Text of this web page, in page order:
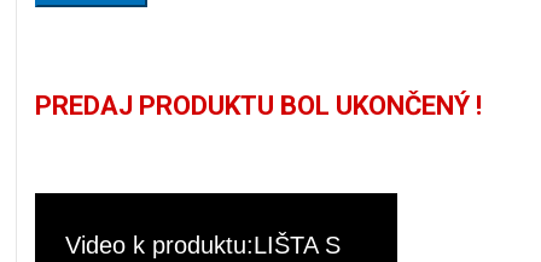
PREDAJ PRODUKTU BOL UKONČENÝ !
Video k produktu:LIŠTA S